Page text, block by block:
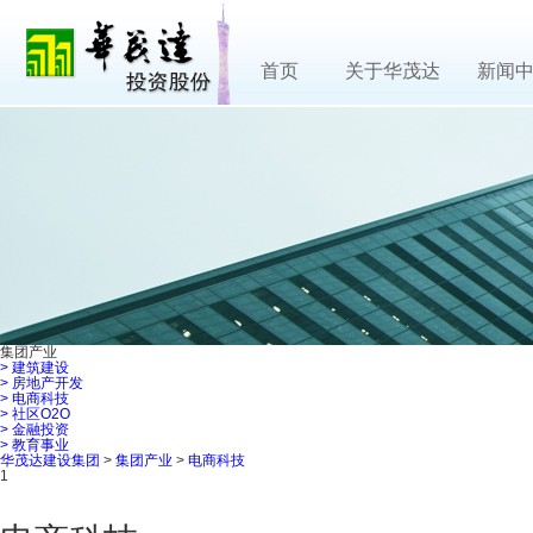
首页 关于华茂达 新闻
集团产业
> 建筑建设
> 房地产开发
> 电商科技
> 社区O2O
> 金融投资
> 教育事业
华茂达建设集团 > 集团产业 > 电商科技
1